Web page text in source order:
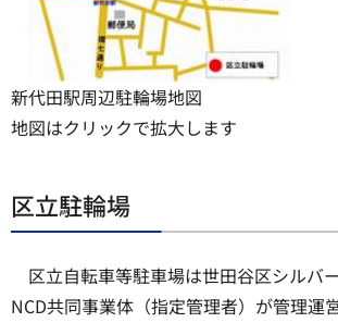
新代田駅周辺駐輪場地図
地図はクリックで拡大します
区立駐輪場
区立自転車等駐車場は世田谷区シルバ
NCD共同事業体（指定管理者）が管理運